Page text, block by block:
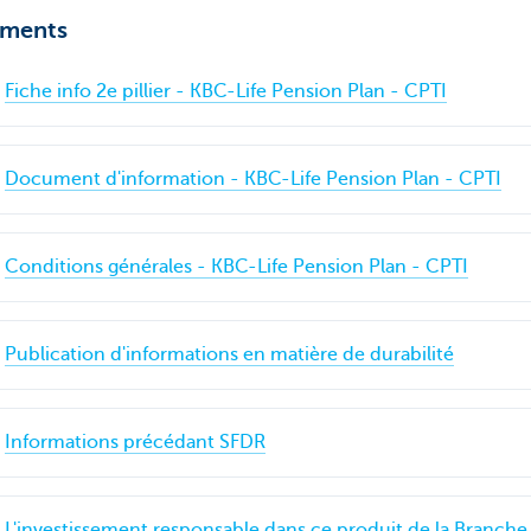
Fiche info 2e pillier - KBC-Life Pension Plan - CPTI
Document d'information - KBC-Life Pension Plan - CPTI
Conditions générales - KBC-Life Pension Plan - CPTI
Publication d'informations en matière de durabilité
Informations précédant SFDR